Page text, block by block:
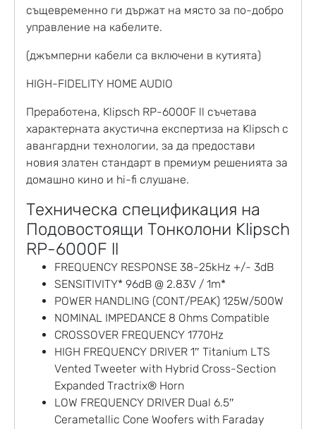
същевременно ги държат на място за по-добро
управление на кабелите.
(джъмперни кабели са включени в кутията)
HIGH-FIDELITY HOME AUDIO
Преработена, Klipsch RP-6000F ll съчетава
характерната акустична експертиза на Klipsch с
авангардни технологии, за да предостави
новия златен стандарт в премиум решенията за
домашно кино и hi-fi слушане.
Техническа спецификация на
Подовостоящи Тонколони Klipsch
RP-6000F ll
FREQUENCY RESPONSE 38-25kHz +/- 3dB
SENSITIVITY* 96dB @ 2.83V / 1m*
POWER HANDLING (CONT/PEAK) 125W/500W
NOMINAL IMPEDANCE 8 Ohms Compatible
CROSSOVER FREQUENCY 1770Hz
HIGH FREQUENCY DRIVER 1″ Titanium LTS
Vented Tweeter with Hybrid Cross-Section
Expanded Tractrix® Horn
LOW FREQUENCY DRIVER Dual 6.5″
Cerametallic Cone Woofers with Faraday